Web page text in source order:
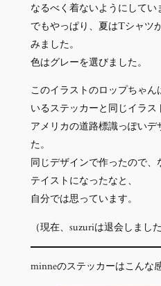
なるべく着ないようにしてい
でもやっぱり、夏はTシャツ
みました。
色はグレーを選びました。
このイラストのロップちゃ
いるステッカーと同じイラス
アメリカの道路標識っぽい
た。
同じデザインで作ったので
テイストになったなと、
自分では思っています。
（現在、suzuriは退会しました
minneのステッカーはこんな